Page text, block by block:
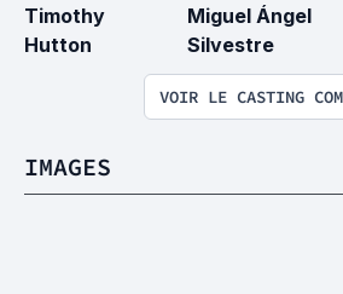
Timothy
Hutton
Miguel Ángel
Silvestre
VOIR LE CASTING
IMAGES